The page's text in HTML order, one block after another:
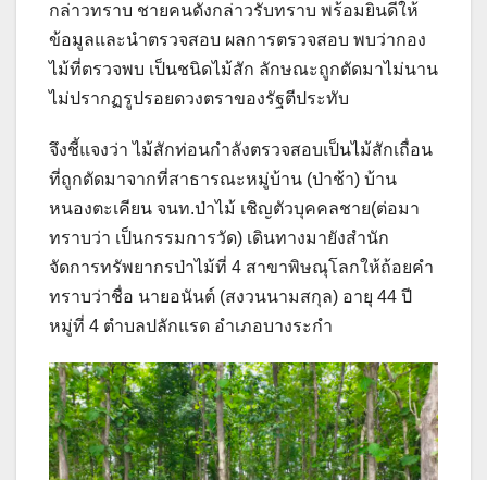
กล่าวทราบ ชายคนดังกล่าวรับทราบ พร้อมยินดีให้
ข้อมูลและนำตรวจสอบ ผลการตรวจสอบ พบว่ากอง
ไม้ที่ตรวจพบ เป็นชนิดไม้สัก ลักษณะถูกตัดมาไม่นาน
ไม่ปรากฏรูปรอยดวงตราของรัฐตีประทับ
จึงชี้แจงว่า ไม้สักท่อนกำลังตรวจสอบเป็นไม้สักเถื่อน
ที่ถูกตัดมาจากที่สาธารณะหมู่บ้าน (ป่าช้า) บ้าน
หนองตะเคียน จนท.ป่าไม้ เชิญตัวบุคคลชาย(ต่อมา
ทราบว่า เป็นกรรมการวัด) เดินทางมายังสำนัก
จัดการทรัพยากรป่าไม้ที่ 4 สาขาพิษณุโลกให้ถ้อยคำ
ทราบว่าชื่อ นายอนันต์ (สงวนนามสกุล) อายุ 44 ปี
หมู่ที่ 4 ตำบลปลักแรด อำเภอบางระกำ